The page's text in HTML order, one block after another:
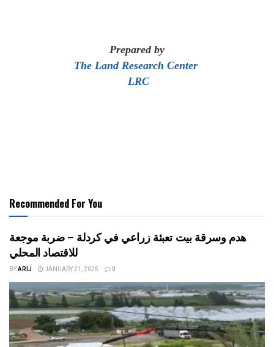
Prepared by
The Land Research Center
LRC
Recommended For You
هدم وسرقة بيت تعبئة زراعي في كردلة – ضربة موجعة
للاقتصاد المحلي
BYARIJ JANUARY 21, 2025 0